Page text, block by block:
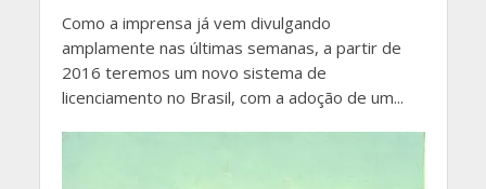
Como a imprensa já vem divulgando
amplamente nas últimas semanas, a partir de
2016 teremos um novo sistema de
licenciamento no Brasil, com a adoção de um...